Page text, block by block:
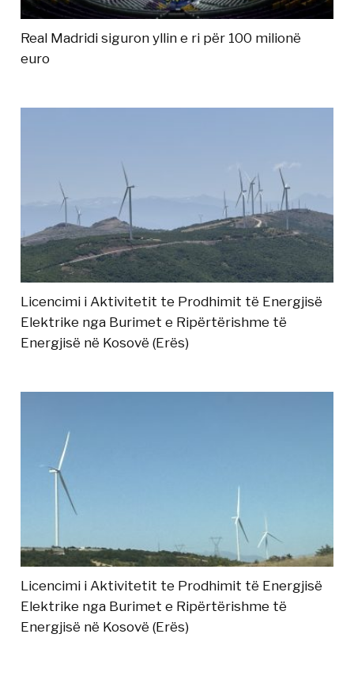
Real Madridi siguron yllin e ri për 100 milionë
euro
Licencimi i Aktivitetit te Prodhimit të Energjisë
Elektrike nga Burimet e Ripërtërishme të
Energjisë në Kosovë (Erës)
Licencimi i Aktivitetit te Prodhimit të Energjisë
Elektrike nga Burimet e Ripërtërishme të
Energjisë në Kosovë (Erës)